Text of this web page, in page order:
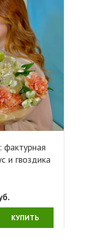
фактурная
и гвоздика
КУПИТЬ